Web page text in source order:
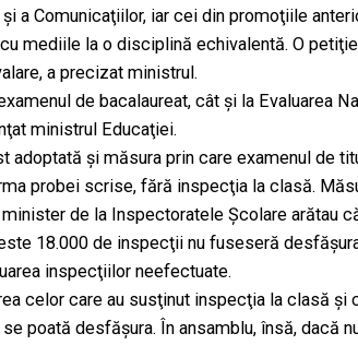
a Comunicaţiilor, iar cei din promoţiile
mediile la o disciplină echivalentă. O
a precizat ministrul.
de bacalaureat, cât şi la Evaluarea
ministrul Educaţiei.
adoptată şi măsura prin care examenul de
probei scrise, fără inspecţia la clasă.
de la Inspectoratele Şcolare arătau
18.000 de inspecţii nu fuseseră
inspecţiilor neefectuate.
celor care au susţinut inspecţia la clasă şi
poată desfăşura. În ansamblu, însă, dacă